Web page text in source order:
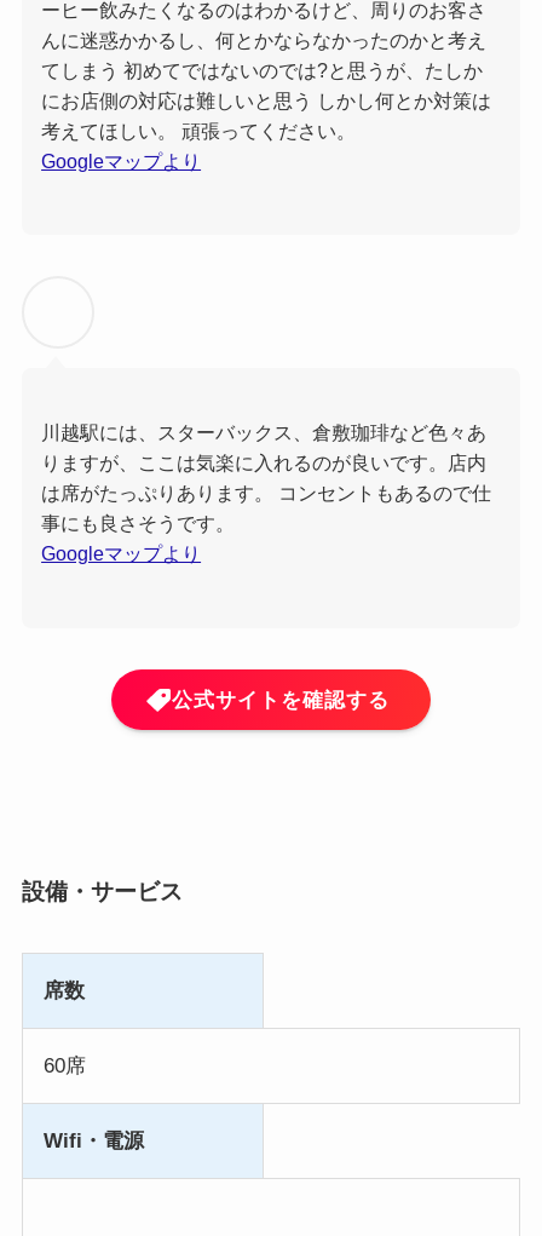
ーヒー飲みたくなるのはわかるけど、周りのお客さ
んに迷惑かかるし、何とかならなかったのかと考え
てしまう 初めてではないのでは?と思うが、たしか
にお店側の対応は難しいと思う しかし何とか対策は
考えてほしい。 頑張ってください。
Googleマップより
川越駅には、スターバックス、倉敷珈琲など色々あ
りますが、ここは気楽に入れるのが良いです。店内
は席がたっぷりあります。 コンセントもあるので仕
事にも良さそうです。
Googleマップより
公式サイトを確認する
設備・サービス
席数
60席
Wifi・電源